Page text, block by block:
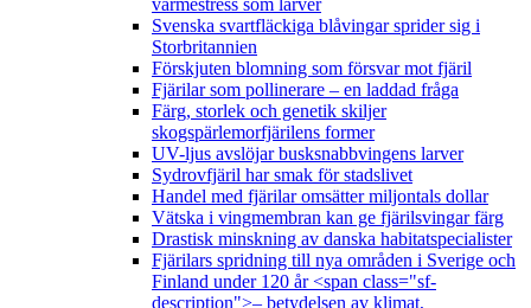
Svenska svartfläckiga blåvingar sprider sig i
Storbritannien
Förskjuten blomning som försvar mot fjäril
Fjärilar som pollinerare – en laddad fråga
Färg, storlek och genetik skiljer
skogspärlemorfjärilens former
UV-ljus avslöjar busksnabbvingens larver
Sydrovfjäril har smak för stadslivet
Handel med fjärilar omsätter miljontals dollar
Vätska i vingmembran kan ge fjärilsvingar färg
Drastisk minskning av danska habitatspecialister
Fjärilars spridning till nya områden i Sverige och
Finland under 120 år <span class="sf-
description">– betydelsen av klimat,